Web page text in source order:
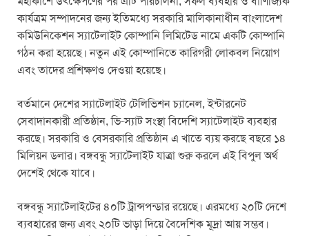
কার্যত্রম সম্পাদনের জন্য ইতিমধ্যে সরকারি মালিকানাধীন বাংলাদেশ
কমিউনিকেশন স্যাটেলাইট কোম্পানি লিমিটেড নামে একটি কোম্পানি
গঠন করা হয়েছে। নতুন এই কোম্পানিতে কারিগরী লোকবল নিয়োগ
এবং তাদের প্রশিক্ষণও দেওয়া হয়েছে।
বর্তমানে দেশের স্যাটেলাইট টেলিভিশন চ্যানেল, ইন্টারনেট
সেবাদানকারী প্রতিষ্ঠান, ভি-স্যাট সংস্থা বিদেশি স্যাটেলাইট ব্যবহার
করছে। সরকারি ও বেসরকারি প্রতিষ্ঠান এ খাতে ব্যয় করছে বছরে ১৪
মিলিয়ন ডলার। বঙ্গবন্ধু স্যাটেলাইট যাত্রা শুরু করলে এই বিপুল অর্থ
দেশেই থেকে যাবে।
বঙ্গবন্ধু স্যাটেলাইটের ৪০টি ট্রান্সপন্ডার রয়েছে। এরমধ্যে ২০টি দেশে
ব্যবহারের জন্য এবং ২০টি ভাড়া দিয়ে বৈদেশিক মূদ্রা আয় সম্ভব।